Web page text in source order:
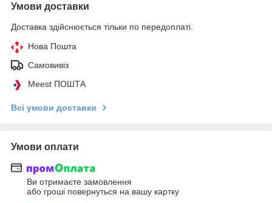
Умови доставки
Доставка здійснюється тільки по передоплаті.
Нова Пошта
Самовивіз
Meest ПОШТА
Всі умови доставки
Умови оплати
Ви отримаєте замовлення
або гроші повернуться на вашу картку